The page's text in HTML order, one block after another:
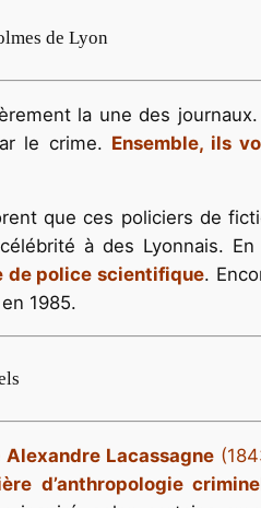
de Lyon
la une des
le crime. Ensemble, ils
que ces policiers de
à des Lyonnais.
de police scientifique.
1985.
Alexandre Lacassagne
d’anthropologie